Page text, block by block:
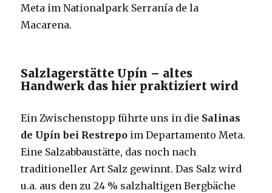
Meta im Nationalpark Serranía de la
Macarena.
Salzlagerstätte Upín – altes
Handwerk das hier praktiziert wird
Ein Zwischenstopp führte uns in die Salinas
de Upín bei Restrepo im Departamento Meta.
Eine Salzabbaustätte, das noch nach
traditioneller Art Salz gewinnt. Das Salz wird
u.a. aus den zu 24 % salzhaltigen Bergbäche